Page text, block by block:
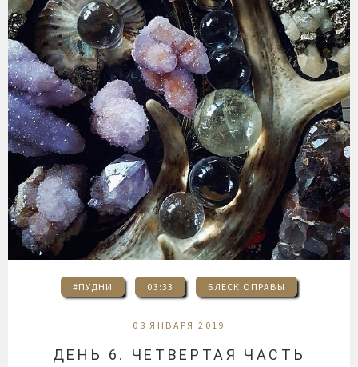
#ПУДНИ 03:33 БЛЕСК ОПРАВЫ
08 ЯНВАРЯ 2019
ДЕНЬ 6. ЧЕТВЕРТАЯ ЧАСТЬ